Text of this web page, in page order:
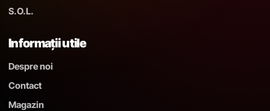
S.O.L.
Informații utile
Despre noi
Contact
Magazin